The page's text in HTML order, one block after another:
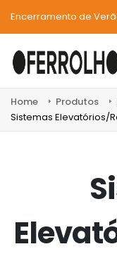
Encerramento de
Home Produtos
Sistemas Elevatórios/